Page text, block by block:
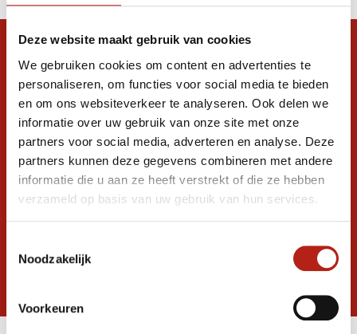
Deze website maakt gebruik van cookies
We gebruiken cookies om content en advertenties te
personaliseren, om functies voor social media te bieden
en om ons websiteverkeer te analyseren. Ook delen we
informatie over uw gebruik van onze site met onze
partners voor social media, adverteren en analyse. Deze
partners kunnen deze gegevens combineren met andere
informatie die u aan ze heeft verstrekt of die ze hebben
verzameld op basis van uw gebruik van hun services.
Noodzakelijk
Voorkeuren
Snel antwoord op je vraag?
Stel je vraag in de chat, en we helpen je
graag verder. 24/7
Volg ons
Ontvang de nieuwste aanbiedingen en
Inschrijven voor
korting